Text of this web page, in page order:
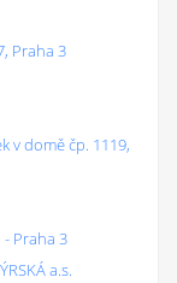
Praha 3
v domě čp. 1119,
- Praha 3
a.s.